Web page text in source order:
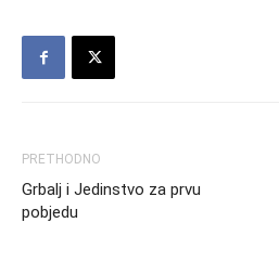
PRETHODNO
Grbalj i Jedinstvo za prvu
pobjedu